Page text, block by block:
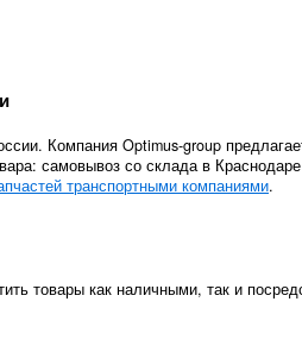
Компания Optimus-group
самовывоз со склада в
транспортными компаниями.
товары как наличными, так и